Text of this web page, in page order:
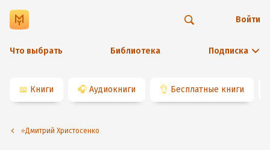
Что выбрать Библиотека Подписка
Войти
📖 Книги 🎧 Аудиокниги 👌 Бесплатные книги
⭐️Дмитрий Христосенко